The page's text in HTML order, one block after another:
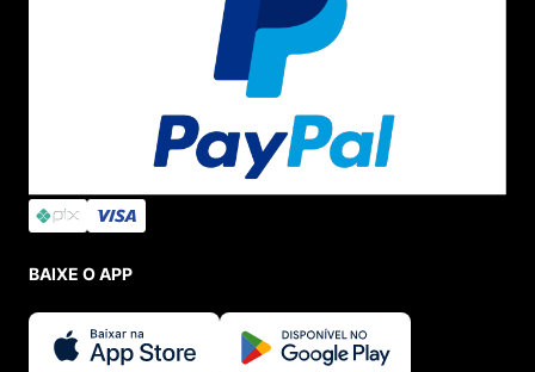
é uma ótima opção, sendo fácil de montar
Sapatilha Melissa Ultragirl Fly
Com o visual clássico da Melissa sapatilha Ultragirl
tem bico redondo e o furinho frontal. O diferencial é que
ela recebe aplique de borboleta na parte frontal, que a
torna delicada e super feminina. Também é possível usar
asapatilhaem muitos looks e diversas ocasiões!
Sapatilha Melissa Infantil: As mais fofas!
Campana
sapatilha Mini Melissa
é diferente,
moderna e super delicada. A versãosapatilha para bebê
BAIXE O APP